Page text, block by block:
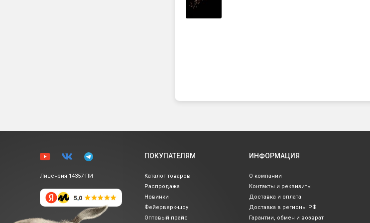
Лицензия 14357-ПИ
ПОКУПАТЕЛЯМ
Каталог товаров
Распродажа
Новинки
Фейерверк-шоу
Оптовый прайс
ИНФОРМАЦИЯ
О компании
Контакты и реквизиты
Доставка и оплата
Доставка в регионы РФ
Гарантии, обмен и возврат